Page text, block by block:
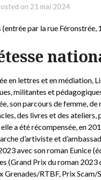
on 21 mai 2024
par la rue Féronstrée,
en lettres et en médiation,
militantes et
son parcours de femme, de
des livres et des ateliers,
a été récompensée, en
d’artiviste et
avec son roman Eunice
(Grand Prix du roman 2023
Grenades/RTBF, Prix